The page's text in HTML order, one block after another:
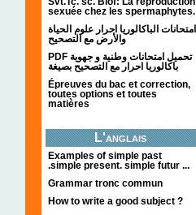
sexuée chez les spermaphytes.
امتحانات الباكالوريا احرار علوم الحياة
والأرض مع التصحيح
PDF تحميل امتحانات وطنية و جهوية
باكالوريا احرار مع التصحيح بصيغة
Épreuves du bac et correction,
toutes options et toutes
matières
L'anglais
Examples of simple past
.simple present. simple futur ...
Grammar tronc commun
How to write a good subject ?